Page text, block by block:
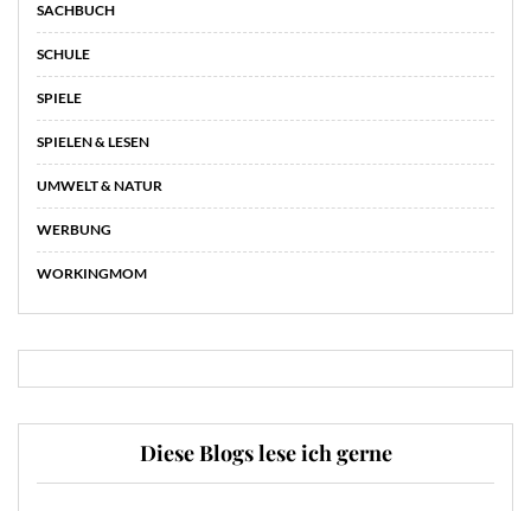
SACHBUCH
SCHULE
SPIELE
SPIELEN & LESEN
UMWELT & NATUR
WERBUNG
WORKINGMOM
Diese Blogs lese ich gerne